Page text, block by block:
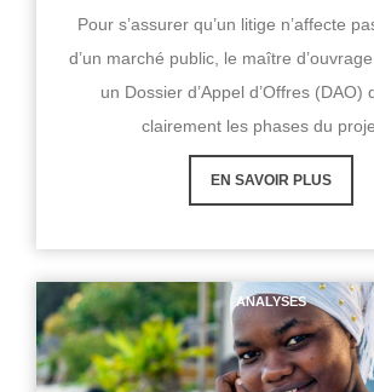
Pour s’assurer qu’un litige n’affecte
d’un marché public, le maître
un Dossier d’Appel d’Offres (DAO)
clairement les phases du
EN SAVOIR PLUS
ANALYSES